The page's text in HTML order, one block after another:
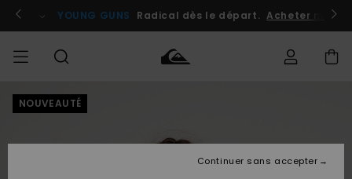
l'information
le
Se connecter / s'inscrire
YOUNG GUNS Radical dès le départ. Acheter
HOMME
Homme
Homme
NOUVEAUTÉ
Continuer sans accepter